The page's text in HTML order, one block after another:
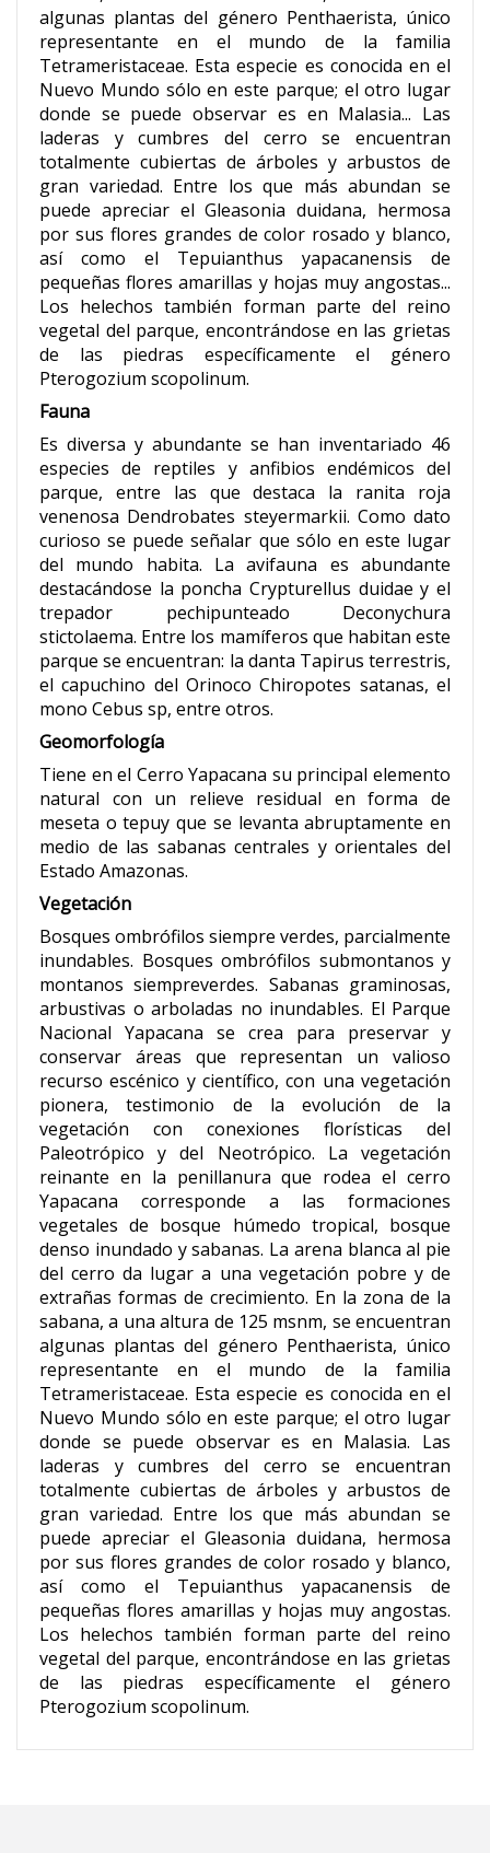
algunas plantas del género Penthaerista, único
representante en el mundo de la familia
Tetrameristaceae. Esta especie es conocida en el
Nuevo Mundo sólo en este parque; el otro lugar
donde se puede observar es en Malasia... Las
laderas y cumbres del cerro se encuentran
totalmente cubiertas de árboles y arbustos de
gran variedad. Entre los que más abundan se
puede apreciar el Gleasonia duidana, hermosa
por sus flores grandes de color rosado y blanco,
así como el Tepuianthus yapacanensis de
pequeñas flores amarillas y hojas muy angostas...
Los helechos también forman parte del reino
vegetal del parque, encontrándose en las grietas
de las piedras específicamente el género
Pterogozium scopolinum.
Fauna
Es diversa y abundante se han inventariado 46
especies de reptiles y anfibios endémicos del
parque, entre las que destaca la ranita roja
venenosa Dendrobates steyermarkii. Como dato
curioso se puede señalar que sólo en este lugar
del mundo habita. La avifauna es abundante
destacándose la poncha Crypturellus duidae y el
trepador pechipunteado Deconychura
stictolaema. Entre los mamíferos que habitan este
parque se encuentran: la danta Tapirus terrestris,
el capuchino del Orinoco Chiropotes satanas, el
mono Cebus sp, entre otros.
Geomorfología
Tiene en el Cerro Yapacana su principal elemento
natural con un relieve residual en forma de
meseta o tepuy que se levanta abruptamente en
medio de las sabanas centrales y orientales del
Estado Amazonas.
Vegetación
Bosques ombrófilos siempre verdes, parcialmente
inundables. Bosques ombrófilos submontanos y
montanos siempreverdes. Sabanas graminosas,
arbustivas o arboladas no inundables. El Parque
Nacional Yapacana se crea para preservar y
conservar áreas que representan un valioso
recurso escénico y científico, con una vegetación
pionera, testimonio de la evolución de la
vegetación con conexiones florísticas del
Paleotrópico y del Neotrópico. La vegetación
reinante en la penillanura que rodea el cerro
Yapacana corresponde a las formaciones
vegetales de bosque húmedo tropical, bosque
denso inundado y sabanas. La arena blanca al pie
del cerro da lugar a una vegetación pobre y de
extrañas formas de crecimiento. En la zona de la
sabana, a una altura de 125 msnm, se encuentran
algunas plantas del género Penthaerista, único
representante en el mundo de la familia
Tetrameristaceae. Esta especie es conocida en el
Nuevo Mundo sólo en este parque; el otro lugar
donde se puede observar es en Malasia. Las
laderas y cumbres del cerro se encuentran
totalmente cubiertas de árboles y arbustos de
gran variedad. Entre los que más abundan se
puede apreciar el Gleasonia duidana, hermosa
por sus flores grandes de color rosado y blanco,
así como el Tepuianthus yapacanensis de
pequeñas flores amarillas y hojas muy angostas.
Los helechos también forman parte del reino
vegetal del parque, encontrándose en las grietas
de las piedras específicamente el género
Pterogozium scopolinum.